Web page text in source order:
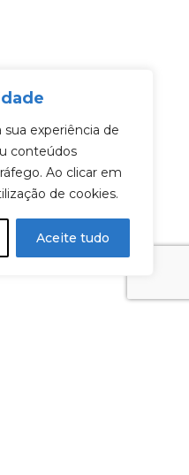
experiência de
conteúdos
Ao clicar em
de cookies.
Aceite tudo